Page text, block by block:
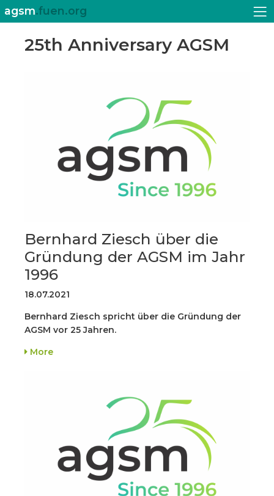
agsm.fuen.org
25th Anniversary AGSM
Bernhard Ziesch über die
Gründung der AGSM im Jahr
1996
18.07.2021
Bernhard Ziesch spricht über die Gründung der
AGSM vor 25 Jahren.
More